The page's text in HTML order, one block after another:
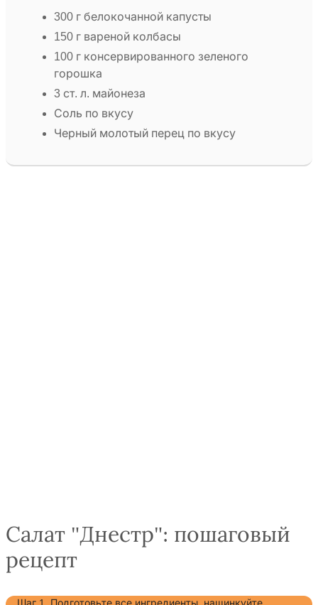
300 г белокочанной капусты
150 г вареной колбасы
100 г консервированного зеленого
горошка
3 ст. л. майонеза
Соль по вкусу
Черный молотый перец по вкусу
Салат "Днестр": пошаговый
рецепт